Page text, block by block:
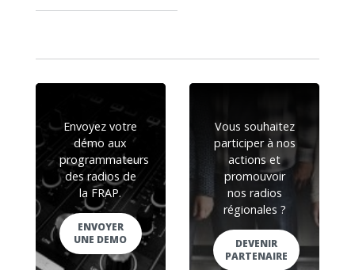
Envoyez votre
démo aux
programmateurs
des radios de
la FRAP.
ENVOYER
UNE DEMO
Vous souhaitez
participer à nos
actions et
promouvoir
nos radios
régionales ?
DEVENIR
PARTENAIRE